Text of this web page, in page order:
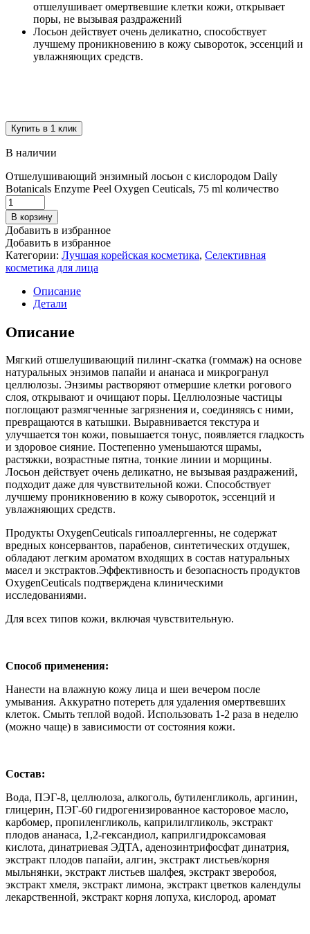
отшелушивает омертвевшие клетки кожи, открывает
поры, не вызывая раздражений
Лосьон действует очень деликатно, способствует
лучшему проникновению в кожу сывороток, эссенций и
увлажняющих средств.
Купить в 1 клик
В наличии
Отшелушивающий энзимный лосьон с кислородом Daily
Botanicals Enzyme Peel Oxygen Ceuticals, 75 ml количество
В корзину
Добавить в избранное
Добавить в избранное
Категории: Лучшая корейская косметика, Селективная
косметика для лица
Описание
Детали
Описание
Мягкий отшелушивающий пилинг-скатка (гоммаж) на основе
натуральных энзимов папайи и ананаса и микрогранул
целлюлозы. Энзимы растворяют отмершие клетки рогового
слоя, открывают и очищают поры. Целлюлозные частицы
поглощают размягченные загрязнения и, соединяясь с ними,
превращаются в катышки. Выравнивается текстура и
улучшается тон кожи, повышается тонус, появляется гладкость
и здоровое сияние. Постепенно уменьшаются шрамы,
растяжки, возрастные пятна, тонкие линии и морщины.
Лосьон действует очень деликатно, не вызывая раздражений,
подходит даже для чувствительной кожи. Способствует
лучшему проникновению в кожу сывороток, эссенций и
увлажняющих средств.
Продукты OxygenCeuticals гипоаллергенны, не содержат
вредных консервантов, парабенов, синтетических отдушек,
обладают легким ароматом входящих в состав натуральных
масел и экстрактов.Эффективность и безопасность продуктов
OxygenCeuticals подтверждена клиническими
исследованиями.
Для всех типов кожи, включая чувствительную.
Способ применения:
Нанести на влажную кожу лица и шеи вечером после
умывания. Аккуратно потереть для удаления омертвевших
клеток. Смыть теплой водой. Использовать 1-2 раза в неделю
(можно чаще) в зависимости от состояния кожи.
Состав:
Вода, ПЭГ-8, целлюлоза, алкоголь, бутиленгликоль, аргинин,
глицерин, ПЭГ-60 гидрогенизированное касторовое масло,
карбомер, пропиленгликоль, каприлилгликоль, экстракт
плодов ананаса, 1,2-гександиол, каприлгидроксамовая
кислота, динатриевая ЭДТА, аденозинтрифосфат динатрия,
экстракт плодов папайи, алгин, экстракт листьев/корня
мыльнянки, экстракт листьев шалфея, экстракт зверобоя,
экстракт хмеля, экстракт лимона, экстракт цветков календулы
лекарственной, экстракт корня лопуха, кислород, аромат